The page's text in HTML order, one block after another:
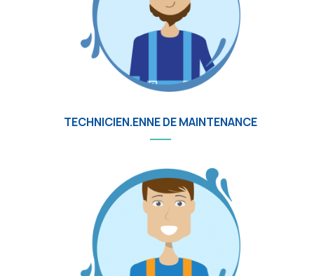
TECHNICIEN.ENNE DE MAINTENANCE